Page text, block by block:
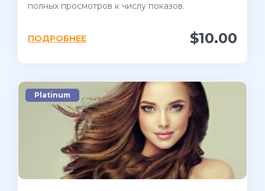
полных просмотров к числу показов.
$10.00
ПОДРОБНЕЕ
Platinum